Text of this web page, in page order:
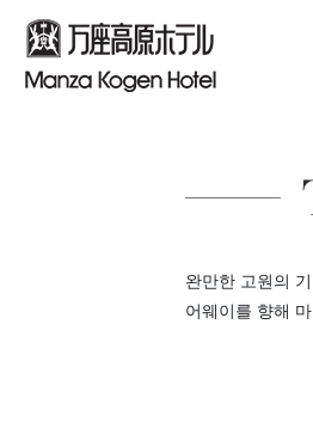
완만한 고원의
어웨이를 향해